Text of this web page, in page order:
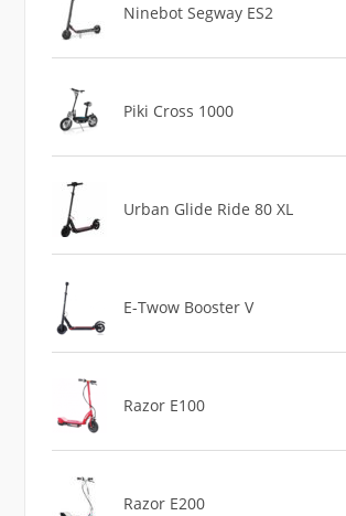
Ninebot Segway ES2
Piki Cross 1000
Urban Glide Ride 80 XL
E-Twow Booster V
Razor E100
Razor E200